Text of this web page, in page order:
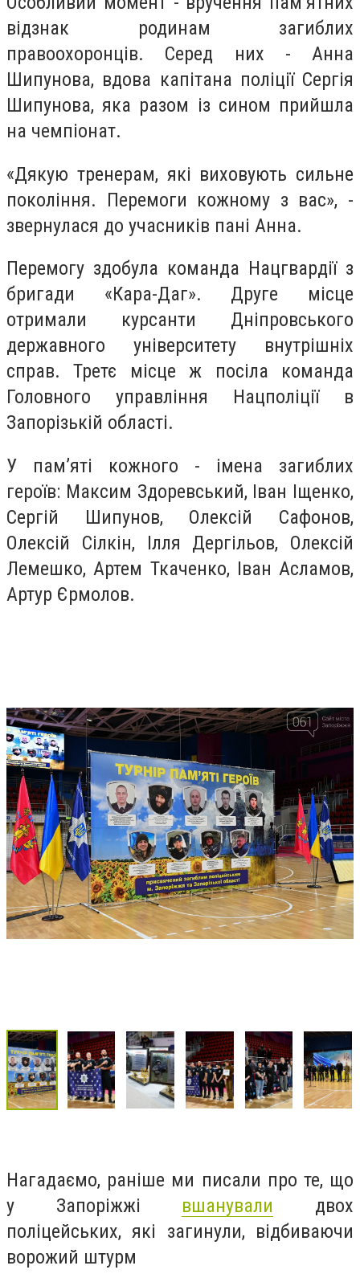
відзнак родинам загиблих
правоохоронців. Серед них - Анна
Шипунова, вдова капітана поліції Сергія
Шипунова, яка разом із сином прийшла
на чемпіонат.
«Дякую тренерам, які виховують сильне
покоління. Перемоги кожному з вас», -
звернулася до учасників пані Анна.
Перемогу здобула команда Нацгвардії з
бригади «Кара-Даг». Друге місце
отримали курсанти Дніпровського
державного університету внутрішніх
справ. Третє місце ж посіла команда
Головного управління Нацполіції в
Запорізькій області.
У пам’яті кожного - імена загиблих
героїв: Максим Здоревський, Іван Іщенко,
Сергій Шипунов, Олексій Сафонов,
Олексій Сілкін, Ілля Дергільов, Олексій
Лемешко, Артем Ткаченко, Іван Асламов,
Артур Єрмолов.
Нагадаємо, раніше ми писали про те, що
у Запоріжжі вшанували двох
поліцейських, які загинули, відбиваючи
ворожий штурм